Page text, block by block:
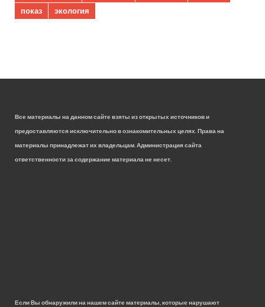
показ
экология
Все материалы на данном сайте взяты из открытых источников и
предоставляются исключительно в ознакомительных целях. Права на
материалы принадлежат их владельцам. Администрация сайта
ответственности за содержание материала не несет.
Если Вы обнаружили на нашем сайте материалы, которые нарушают